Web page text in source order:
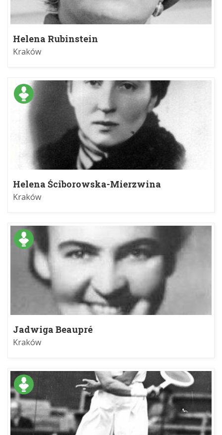
Helena Rubinstein
Kraków
Helena Ściborowska-Mierzwina
Kraków
Jadwiga Beaupré
Kraków